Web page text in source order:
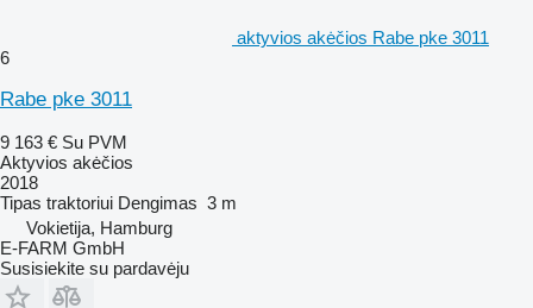
aktyvios akėčios Rabe pke 3011
6
Rabe pke 3011
9 163 € Su PVM
Aktyvios akėčios
2018
Tipas traktoriui Dengimas 3 m
Vokietija, Hamburg
E-FARM GmbH
Susisiekite su pardavėju